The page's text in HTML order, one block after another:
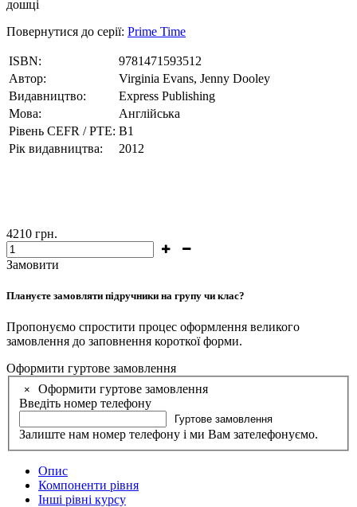
дошці
Повернутися до серії: Prime Time
ISBN:
9781471593512
Автор:
Virginia Evans, Jenny Dooley
Видавництво:
Express Publishing
Мова:
Англійська
Рівень CEFR / PTE: В1
Рік видавництва:
2012
4210 грн.
Замовити
Плануєте замовляти підручники на групу чи клас?
Пропонуємо спростити процес оформлення великого
замовлення до заповнення короткої форми.
Оформити гуртове замовлення
×
Оформити гуртове замовлення
Введіть номер телефону
Гуртове замовлення
Залиште нам номер телефону і ми Вам зателефонуємо.
Опис
Компоненти рівня
Інші рівні курсу